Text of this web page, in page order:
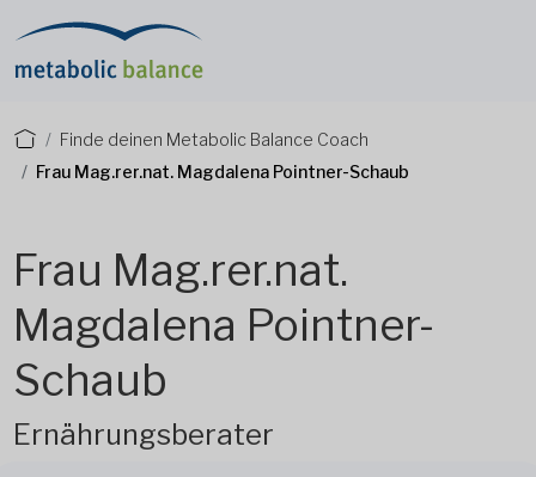
Finde deinen Metabolic Balance Coach
Frau Mag.rer.nat. Magdalena Pointner-Schaub
Frau Mag.rer.nat.
Magdalena Pointner-
Schaub
Ernährungsberater